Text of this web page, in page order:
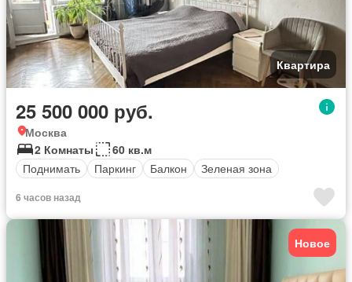
Квартира
25 500 000 руб.
Москва
2 Комнаты
60 кв.м
Поднимать
Паркинг Балкон Зеленая зона
6 часов назад
Новое